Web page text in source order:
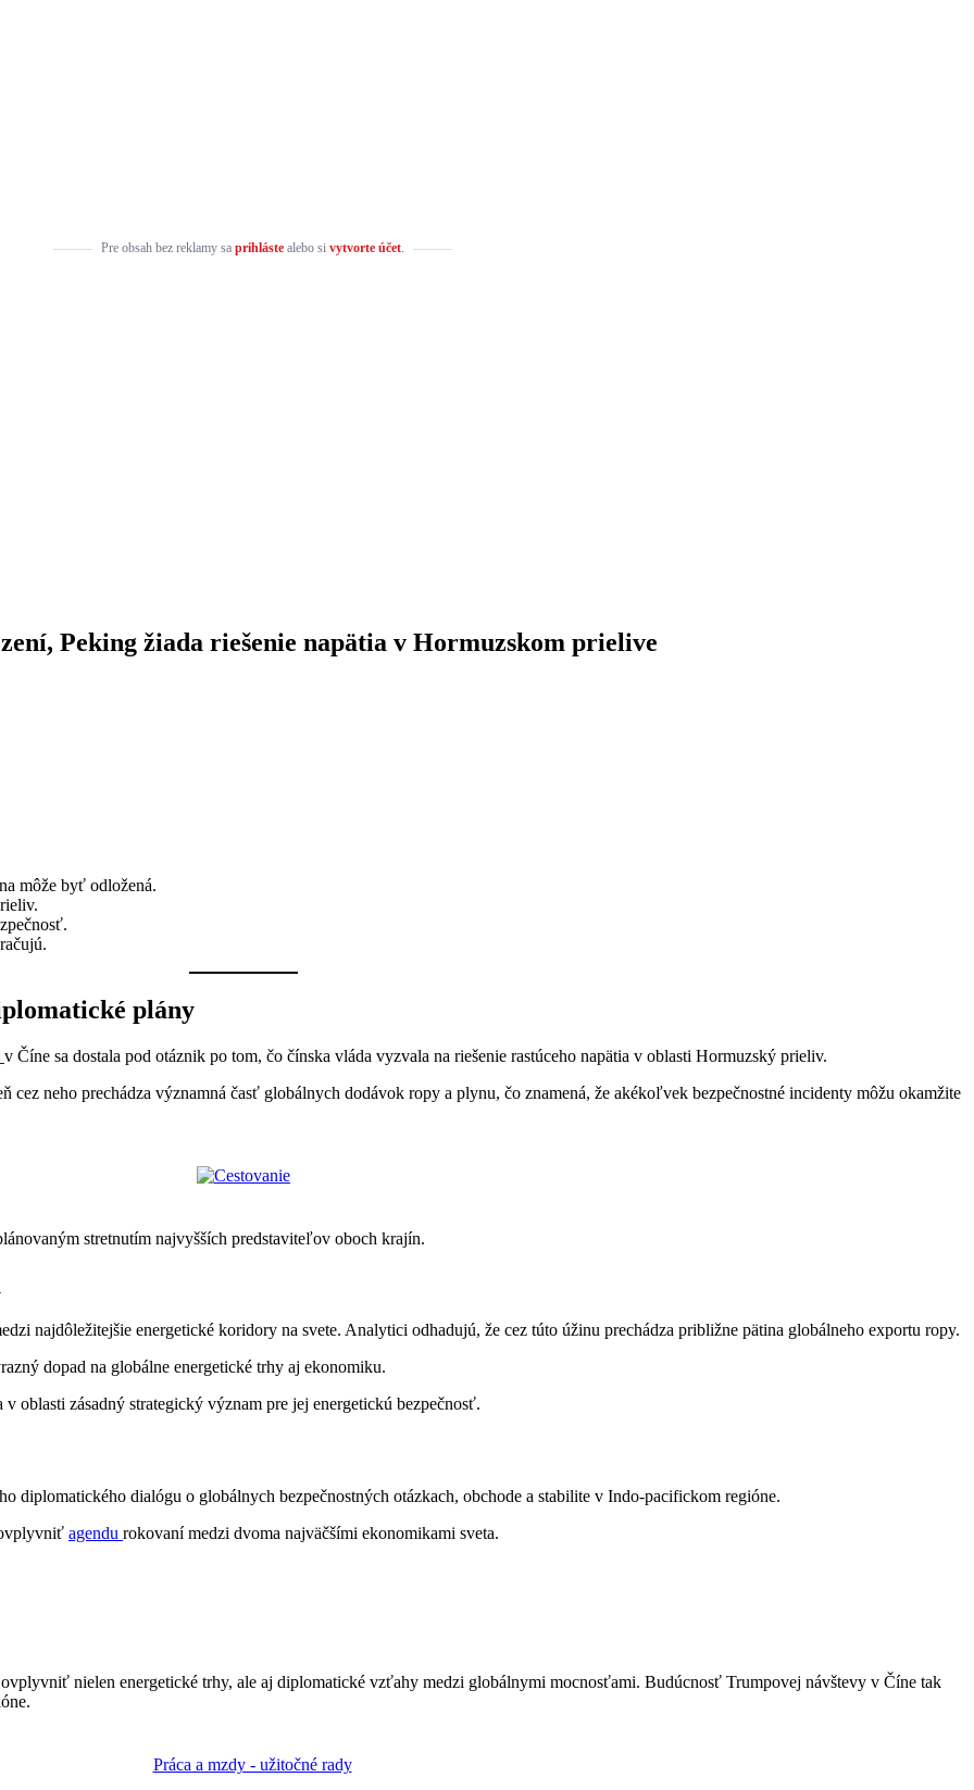
Pre obsah bez reklamy sa prihlástealebo si vytvorte účet.
Peking žiada riešenie napätia v Hormuzskom prielive
môže byť odložená.
plány
v Číne sa dostala pod otáznik po tom, čo čínska vláda vyzvala na riešenie rastúceho napätia v oblasti Hormuzský prieliv.
cez neho prechádza významná časť globálnych dodávok ropy a plynu, čo znamená, že akékoľvek bezpečnostné incidenty môžu okamžite
stretnutím najvyšších predstaviteľov oboch krajín.
najdôležitejšie energetické koridory na svete. Analytici odhadujú, že cez túto úžinu prechádza približne pätina globálneho exportu ropy.
dopad na globálne energetické trhy aj ekonomiku.
oblasti zásadný strategický význam pre jej energetickú bezpečnosť.
diplomatického dialógu o globálnych bezpečnostných otázkach, obchode a stabilite v Indo-pacifickom regióne.
agendu rokovaní medzi dvoma najväčšími ekonomikami sveta.
nielen energetické trhy, ale aj diplomatické vzťahy medzi globálnymi mocnosťami. Budúcnosť Trumpovej návštevy v Číne tak